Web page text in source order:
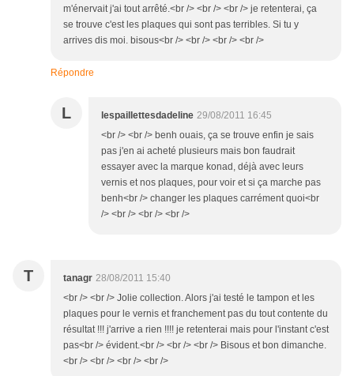
m'énervait j'ai tout arrêté.<br /> <br /> <br /> je retenterai, ça
se trouve c'est les plaques qui sont pas terribles. Si tu y
arrives dis moi. bisous<br /> <br /> <br /> <br />
Répondre
L lespaillettesdadeline 29/08/2011 16:45
<br /> <br /> benh ouais, ça se trouve enfin je sais
pas j'en ai acheté plusieurs mais bon faudrait
essayer avec la marque konad, déjà avec leurs
vernis et nos plaques, pour voir et si ça marche pas
benh<br /> changer les plaques carrément quoi<br
/> <br /> <br /> <br />
T tanagr 28/08/2011 15:40
<br /> <br /> Jolie collection. Alors j'ai testé le tampon et les
plaques pour le vernis et franchement pas du tout contente du
résultat !!! j'arrive a rien !!!! je retenterai mais pour l'instant c'est
pas<br /> évident.<br /> <br /> <br /> Bisous et bon dimanche.
<br /> <br /> <br /> <br />